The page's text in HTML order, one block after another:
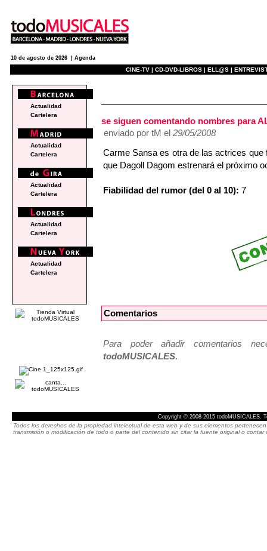
10 de agosto de 2026 | Agenda
CINE-TV | CD-DVD-LIBROS | ELL@S |
se siguen comentando nombres para
enviado por tM el 29/05/2008
Carme Sansa es otra de las actrices
que Dagoll Dagom estrenará el próximo
Fiabilidad del rumor (del 0 al 10): 7
Comentarios
Para poder añadir comentarios
todoMUSICALES.
Actualidad
Cartelera
Actualidad
Cartelera
Actualidad
Cartelera
Actualidad
Cartelera
Actualidad
Cartelera
Copyright © 2008-2015 todoMUSICALES.
Todos los derechos de la propiedad intelectual de esta web y de sus elementos
transmisión o modificación de todo o parte del contenido sin citar la fuente original o